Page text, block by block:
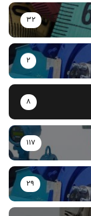
32
2
8
117
29